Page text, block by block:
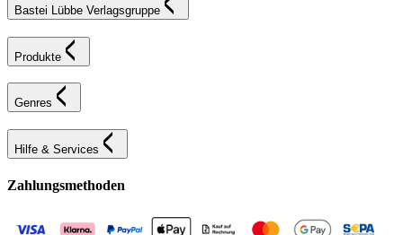
Bastei Lübbe Verlagsgruppe
Produkte
Genres
Hilfe & Services
Zahlungsmethoden